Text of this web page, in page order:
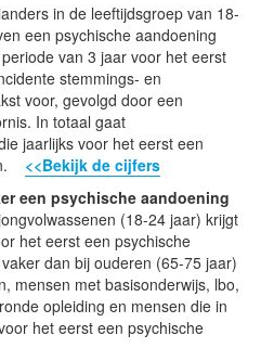
in de leeftijdsgroep van 18-
een psychische aandoening
van 3 jaar voor het eerst
stemmings- en
voor, gevolgd door een
In totaal gaat
jaarlijks voor het eerst een
<<Bekijk de cijfers
een psychische aandoening
(18-24 jaar) krijgt
het eerst een psychische
dan bij ouderen (65-75 jaar)
mensen met basisonderwijs, lbo,
opleiding en mensen die in
het eerst een psychische